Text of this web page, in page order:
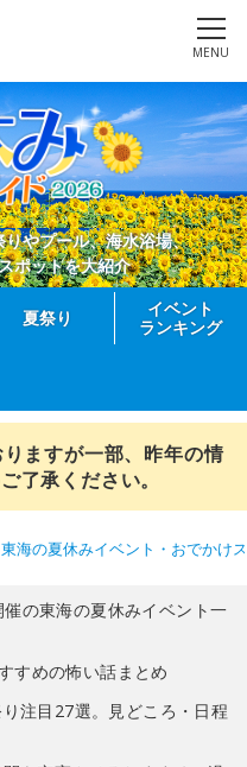
MENU
やプール、海水浴場、
ポットを大紹介
夏祭り
イベント
ランキング
ますが一部、昨年の情
了承ください。
東海の夏休みイベント・おでかけ
の東海の夏休みイベント一
すめの怖い話まとめ
注目27選。見どころ・日程